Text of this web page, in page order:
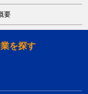
要
を探す